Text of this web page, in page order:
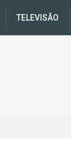
TELEVISÃO